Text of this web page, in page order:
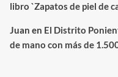
libro `Zapatos de piel de
Juan en El Distrito
de mano con más de